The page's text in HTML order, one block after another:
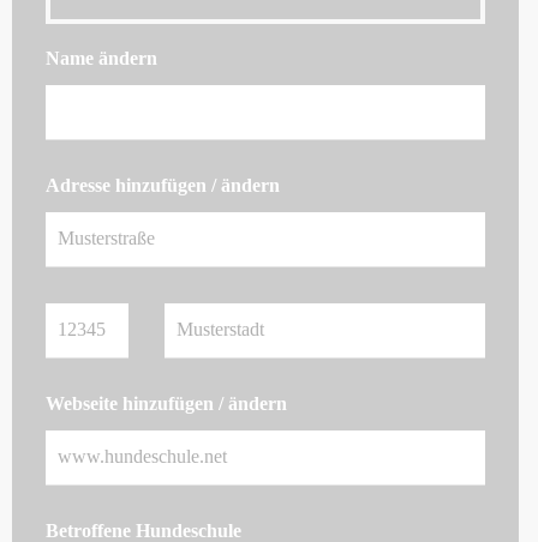
Name ändern
Adresse hinzufügen / ändern
Webseite hinzufügen / ändern
Betroffene Hundeschule